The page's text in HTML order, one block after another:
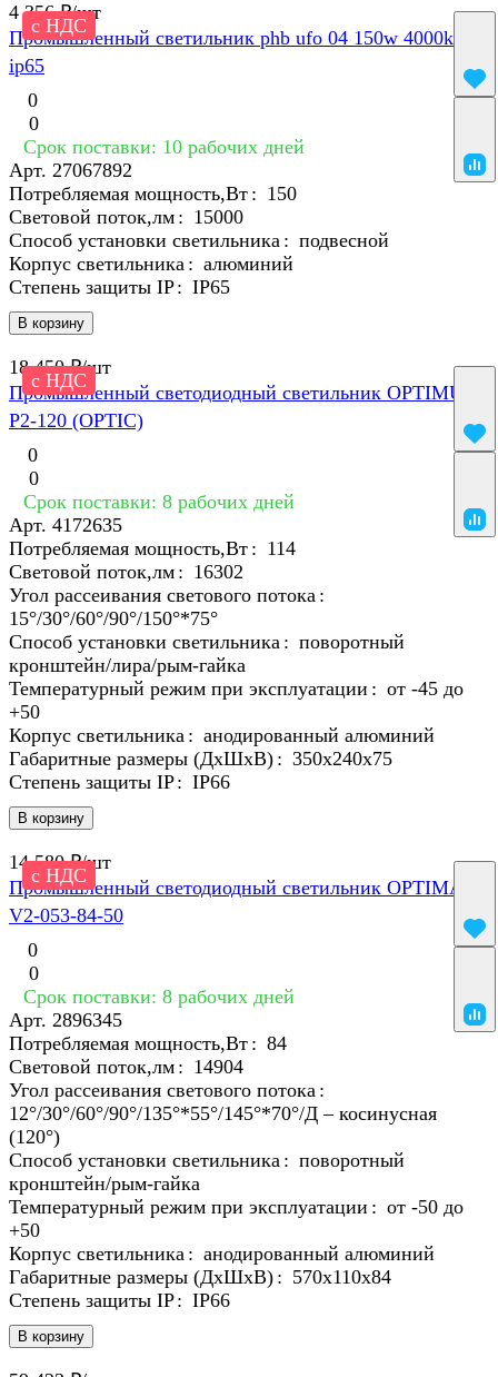
с НДС
4 356 ₽/шт
Промышленный светильник phb ufo 04 150w 4000k 110
ip65
0
0
Срок поставки: 10 рабочих дней
Арт. 27067892
В корзину
Потребляемая мощность,Вт : 150
Световой поток,лм : 15000
Способ установки светильника : подвесной
Корпус светильника : алюминий
Степень защиты IP : IP65
с НДС
18 450 ₽/шт
Промышленный светодиодный светильник OPTIMUS-
P2-120 (OPTIC)
0
0
Срок поставки: 8 рабочих дней
Арт. 4172635
В корзину
Потребляемая мощность,Вт : 114
Световой поток,лм : 16302
Угол рассеивания светового потока :
15°/30°/60°/90°/150°*75°
Способ установки светильника : поворотный
кронштейн/лира/рым-гайка
Температурный режим при эксплуатации : от -45 до
+50
Корпус светильника : анодированный алюминий
Габаритные размеры (ДхШхВ) : 350х240х75
Степень защиты IP : IP66
с НДС
14 580 ₽/шт
Промышленный светодиодный светильник OPTIMA-P-
V2-053-84-50
0
0
Срок поставки: 8 рабочих дней
Арт. 2896345
В корзину
Потребляемая мощность,Вт : 84
Световой поток,лм : 14904
Угол рассеивания светового потока :
12°/30°/60°/90°/135°*55°/145°*70°/Д – косинусная
(120°)
Способ установки светильника : поворотный
кронштейн/рым-гайка
Температурный режим при эксплуатации : от -50 до
+50
Корпус светильника : анодированный алюминий
Габаритные размеры (ДхШхВ) : 570х110х84
Степень защиты IP : IP66